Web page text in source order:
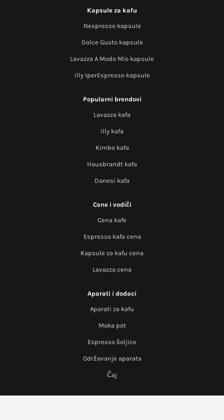
Kapsule za kafu
Nespresso kapsule
Dolce Gusto kapsule
Lavazza A Modo Mio kapsule
Illy IperEspresso kapsule
Popularni brendovi
Lavazza kafa
Illy kafa
Kimbo kafa
Hausbrandt kafa
Danesi kafa
Cene i vodiči
Cena kafe
Espresso kafa cena
Kapsule za kafu cena
Lavazza cena
Aparati i dodaci
Aparati za kafu
Moka pot
Espresso šoljice
Održavanje aparata
Čaj